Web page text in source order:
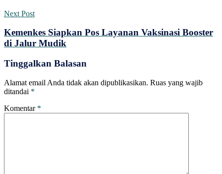
Next Post
Kemenkes Siapkan Pos Layanan Vaksinasi Booster
di Jalur Mudik
Tinggalkan Balasan
Alamat email Anda tidak akan dipublikasikan. Ruas yang wajib
ditandai *
Komentar *